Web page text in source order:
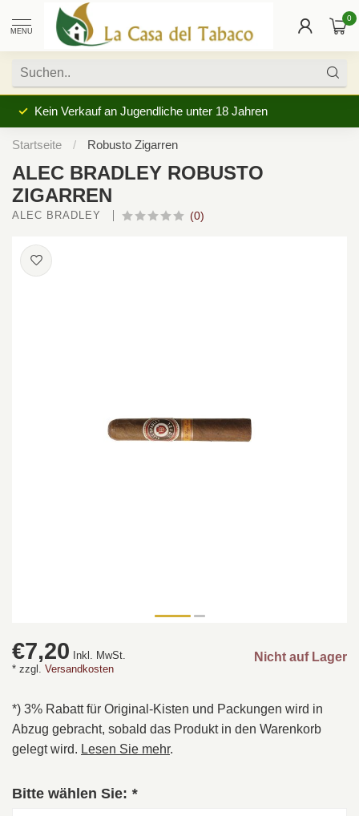
MENU
0
Kein Verkauf an Jugendliche unter 18 Jahren
Startseite / Robusto Zigarren
ALEC BRADLEY ROBUSTO
ZIGARREN
ALEC BRADLEY (0)
€7,20
Inkl. MwSt.
* zzgl. Versandkosten
Nicht auf Lager
*) 3% Rabatt für Original-Kisten und Packungen wird in
Abzug gebracht, sobald das Produkt in den Warenkorb
gelegt wird. Lesen Sie mehr.
Bitte wählen Sie: *